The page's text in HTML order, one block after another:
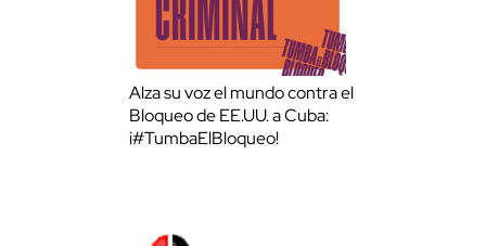
Alza su voz el mundo contra el
Bloqueo de EE.UU. a Cuba:
¡#TumbaElBloqueo!